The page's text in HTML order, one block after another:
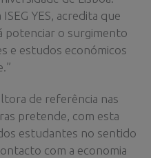
YES, acredita que
potenciar o surgimento
e estudos económicos
de referência nas
pretende, com esta
estudantes no sentido
com a economia